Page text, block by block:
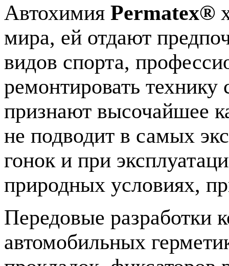
Автохимия Permatex®
мира, ей отдают
видов спорта,
ремонтировать
признают высочайшее
не подводит в самых
гонок и при
природных условиях,
Передовые разработки
автомобильных